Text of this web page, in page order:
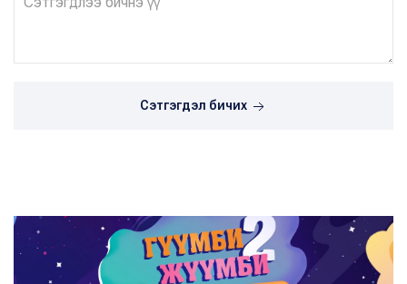
Сэтгэгдэл бичих